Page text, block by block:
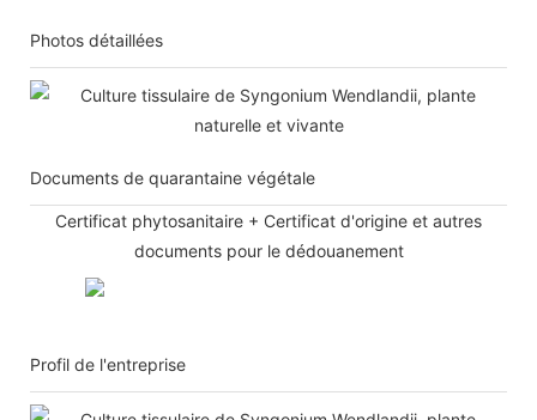
Photos détaillées
Documents de quarantaine végétale
Certificat phytosanitaire + Certificat d'origine et autres
documents pour le dédouanement
Profil de l'entreprise